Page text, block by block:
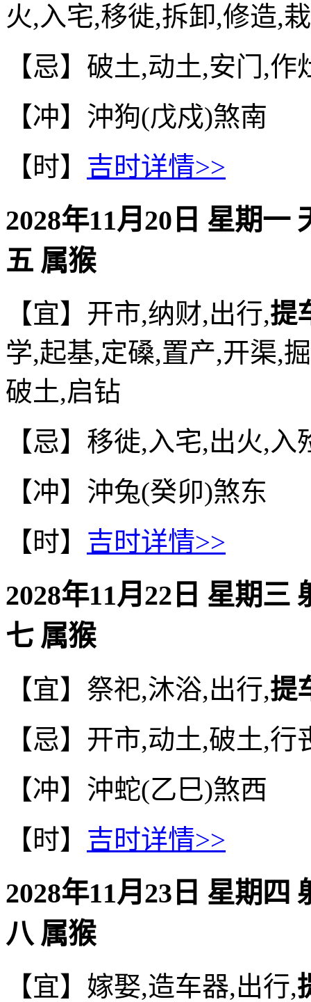
火,入宅,移徙,拆卸,修造,
【忌】破土,动土,安门,作
【冲】沖狗(戊戍)煞南
【时】 吉时详情>>
2028年11月20日 星期一
五 属猴
【宜】开市,纳财,出行,提
学,起基,定磉,置产,开渠,
破土,启钻
【忌】移徙,入宅,出火,入
【冲】沖兔(癸卯)煞东
【时】 吉时详情>>
2028年11月22日 星期三
七 属猴
【宜】祭祀,沐浴,出行,提
【忌】开市,动土,破土,行
【冲】沖蛇(乙巳)煞西
【时】 吉时详情>>
2028年11月23日 星期四
八 属猴
【宜】嫁娶,造车器,出行,